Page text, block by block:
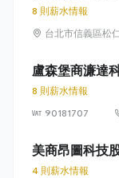
8 則薪水情報
台北市信義區松
盧森堡商濂達
8 則薪水情報
90181707
美商昂圖科技
4 則薪水情報